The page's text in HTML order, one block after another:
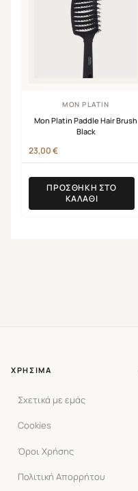
MON PLATIN
Mon Platin Paddle Hair Brush
Black
23,00€
ΠΡΟΣΘΉΚΗ ΣΤΟ
ΚΑΛΆΘΙ
ΧΡΉΣΙΜΑ
Σχετικά με εμάς
Cookies
Όροι Χρήσης
Πολιτική Απορρήτου